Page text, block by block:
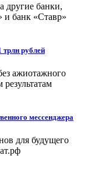
другие банки,
и банк «Ставр»
трлн рублей
ажиотажного
мессенджера
для будущего